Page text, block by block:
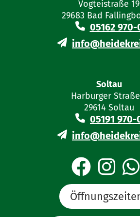
gymnasialen
Beruflichen Gymnasium,
Abendgymnasium und im
AVO-GOBAK)
§§ 12 Niedersächsisches
Vogteistraße 19
29683 Bad
05162 970-
Soltau
Harburger
29614 Soltau
05191 970-